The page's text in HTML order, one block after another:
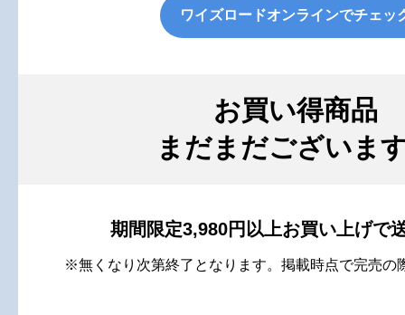
ワイズロードオンラインでチェッ
お買い得商品
まだまだございま
期間限定3,980円以上お買い上げで
※無くなり次第終了となります。掲載時点で完売の